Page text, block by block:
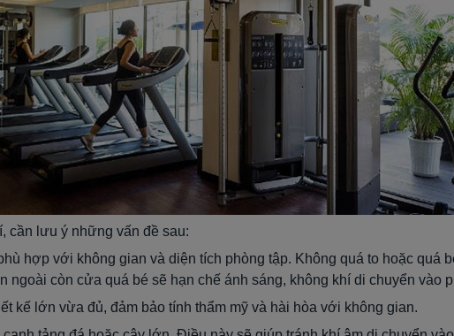
cần lưu ý những vấn đề sau:
hợp với không gian và diện tích phòng tập. Không quá to hoặc quá
ngoài còn cửa quá bé sẽ hạn chế ánh sáng, không khí di chuyển vào
kế lớn vừa đủ, đảm bảo tính thẩm mỹ và hài hòa với không gian.